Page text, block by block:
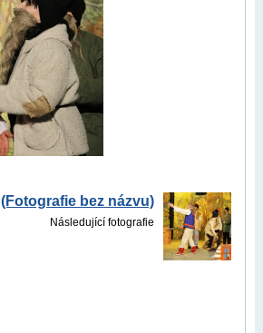
(Fotografie bez názvu)
Následující fotografie